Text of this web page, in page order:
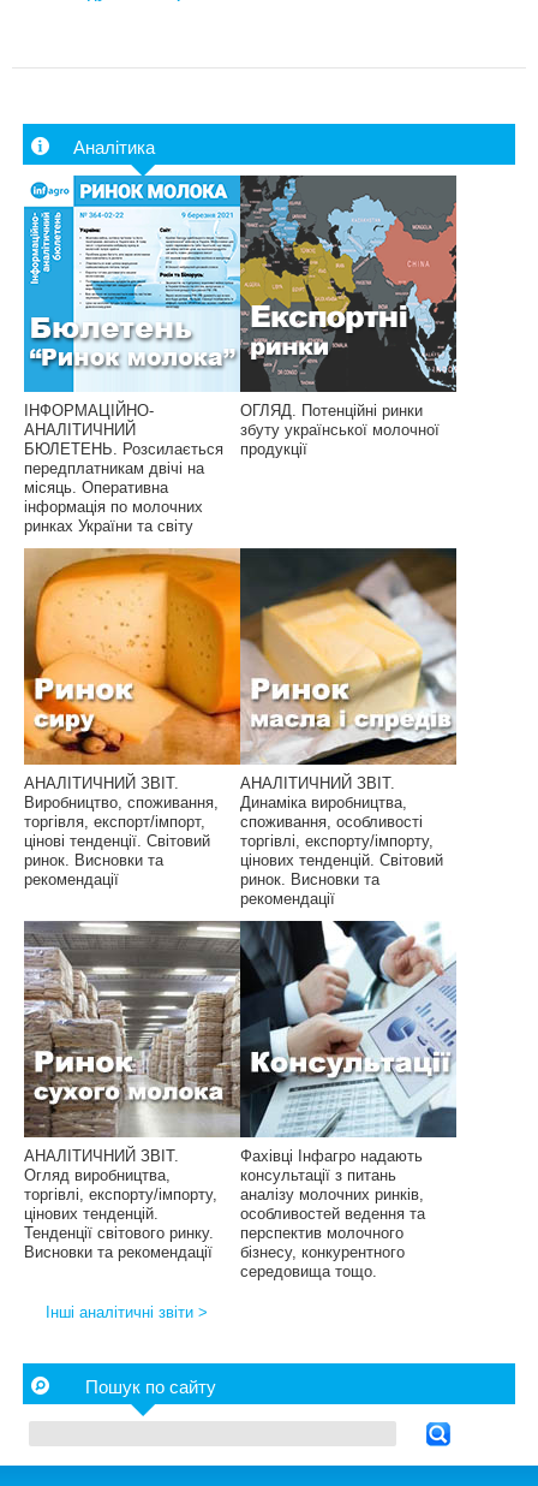
Аналітика
ІНФОРМАЦІЙНО-
АНАЛІТИЧНИЙ
БЮЛЕТЕНЬ. Розсилається
передплатникам двічі на
місяць. Оперативна
інформація по молочних
ринках України та світу
ОГЛЯД. Потенційні ринки
збуту української молочної
продукції
АНАЛІТИЧНИЙ ЗВІТ.
Виробництво, споживання,
торгівля, експорт/імпорт,
цінові тенденції. Світовий
ринок. Висновки та
рекомендації
АНАЛІТИЧНИЙ ЗВІТ.
Динаміка виробництва,
споживання, особливості
торгівлі, експорту/імпорту,
цінових тенденцій. Світовий
ринок. Висновки та
рекомендації
АНАЛІТИЧНИЙ ЗВІТ.
Огляд виробництва,
торгівлі, експорту/імпорту,
цінових тенденцій.
Тенденції світового ринку.
Висновки та рекомендації
Фахівці Інфагро надають
консультації з питань
аналізу молочних ринків,
особливостей ведення та
перспектив молочного
бізнесу, конкурентного
середовища тощо.
Інші аналітичні звіти >
Пошук по сайту